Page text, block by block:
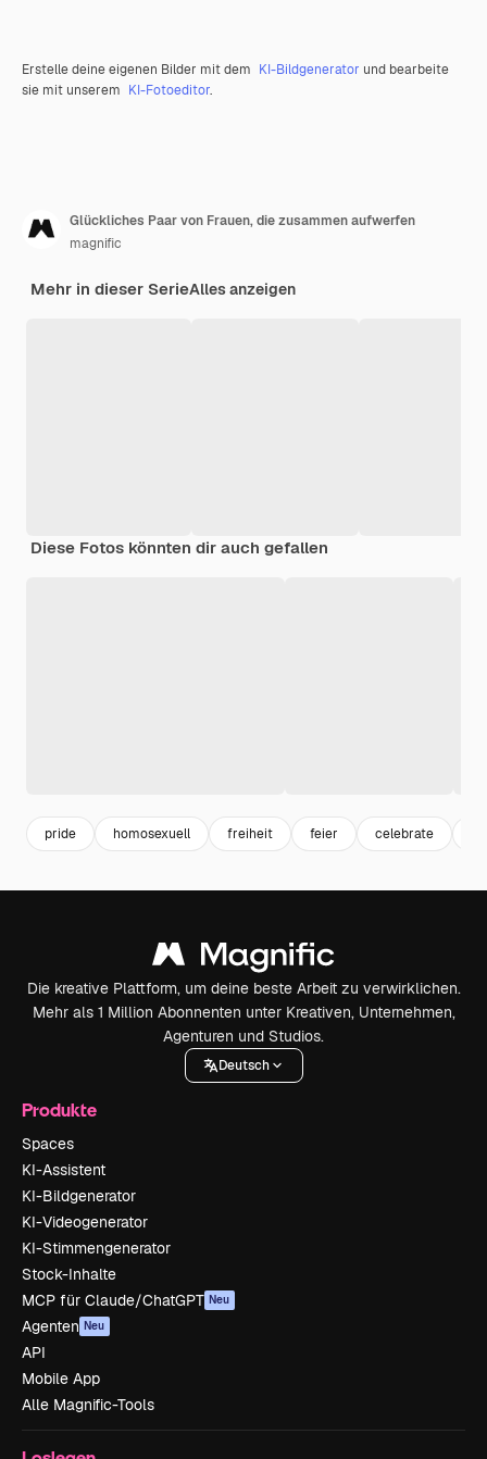
Erstelle deine eigenen Bilder mit dem KI-Bildgenerator und bearbeite
sie mit unserem KI-Fotoeditor.
Glückliches Paar von Frauen, die zusammen aufwerfen
magnific
Mehr in dieser SerieAlles anzeigen
Diese Fotos könnten dir auch gefallen
pride homosexuell freiheit feier celebrate
Die kreative Plattform, um deine beste Arbeit zu verwirklichen.
Mehr als 1 Million Abonnenten unter Kreativen, Unternehmen,
Agenturen und Studios.
Deutsch
Produkte
Spaces
KI-Assistent
KI-Bildgenerator
KI-Videogenerator
KI-Stimmengenerator
Stock-Inhalte
MCP für Claude/ChatGPT Neu
Agenten Neu
API
Mobile App
Alle Magnific-Tools